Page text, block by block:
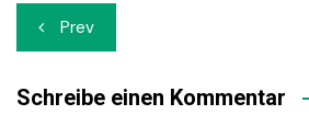
Beitrags-
Navigation
Prev
Schreibe einen Kommentar